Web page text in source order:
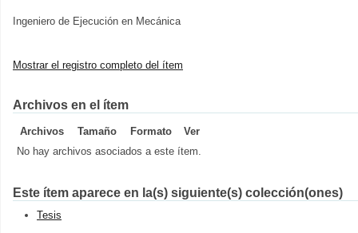
Ingeniero de Ejecución en Mecánica
Mostrar el registro completo del ítem
Archivos en el ítem
Archivos Tamaño Formato
Ver
No hay archivos asociados a este ítem.
Este ítem aparece en la(s) siguiente(s) colección(ones)
Tesis